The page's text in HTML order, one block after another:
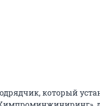
который